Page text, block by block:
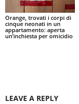
Orange, trovati i corpi di
cinque neonati in un
appartamento: aperta
un’inchiesta per omicidio
LEAVE A REPLY